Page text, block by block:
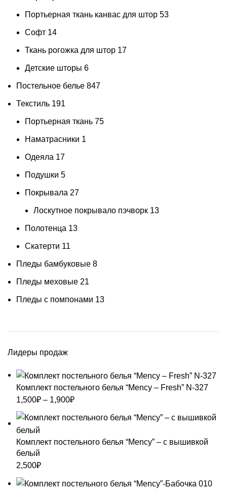
Портьерная ткань канвас для штор 53
Софт 14
Ткань рогожка для штор 17
Детские шторы 6
Постельное белье 847
Текстиль 191
Портьерная ткань 75
Наматрасники 1
Одеяла 17
Подушки 5
Покрывала 27
Лоскутное покрывало пэчворк 13
Полотенца 13
Скатерти 11
Пледы бамбуковые 8
Пледы меховые 21
Пледы с помпонами 13
Лидеры продаж
Комплект постельного белья “Mency – Fresh” N-327
1,500₽ – 1,900₽Диапазон
Комплект постельного белья “Mency” – с вышивкой
белый
2,500₽